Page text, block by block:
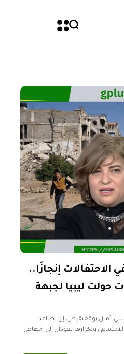
الاحتفالات إنجازًا..
حولت ليبيا لجبهة
آمال بوقعيقيص، إن تصاعد
وتكرارها يعودان إلى إجهاض
والاقتصادي. وأضافت بوقعيقيص